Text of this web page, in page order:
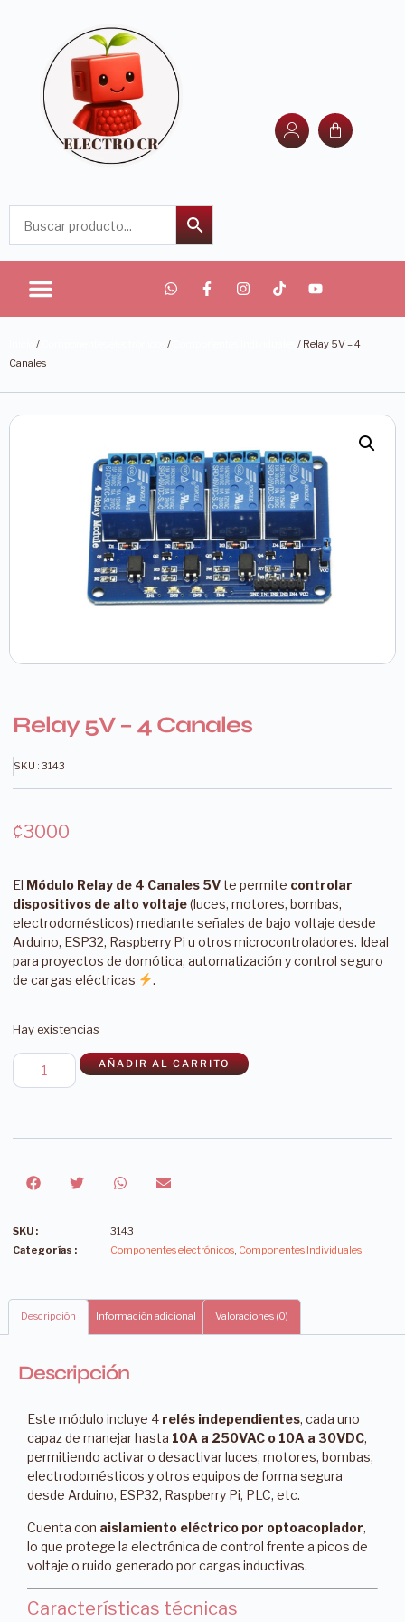
/ /
/ Relay 5V – 4
Canales
Relay 5V – 4 Canales
SKU : 3143
₡3000
El Módulo Relay de 4 Canales 5Vte permite controlar
dispositivos de alto voltaje(luces, motores, bombas,
electrodomésticos) mediante señales de bajo voltaje desde
Arduino, ESP32, Raspberry Pi u otros microcontroladores. Ideal
para proyectos de domótica, automatización y control seguro
de cargas eléctricas
.
Hay existencias
AÑADIR AL CARRITO
SKU :
3143
Categorías :
Componentes electrónicos Componentes Individuales
Descripción Información adicional Valoraciones (0)
Descripción
Este módulo incluye 4 relés independientes, cada uno
capaz de manejar hasta 10A a 250VAC o 10A a 30VDC,
permitiendo activar o desactivar luces, motores, bombas,
electrodomésticos y otros equipos de forma segura
desde Arduino, ESP32, Raspberry Pi, PLC, etc.
Cuenta con aislamiento eléctrico por optoacoplador,
lo que protege la electrónica de control frente a picos de
voltaje o ruido generado por cargas inductivas.
Características técnicas